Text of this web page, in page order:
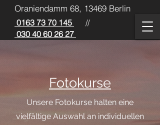
Oraniendamm 68, 13469 Berlin
0163 73 70 145
//
030 40 60 26 27
Fotokurse
Unsere Fotokurse halten eine
vielfältige Auswahl an individuellen